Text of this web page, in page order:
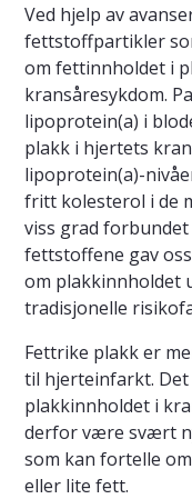
Ved hjelp av
fettstoffpartikler
om fettinnholdet i
kransåresykdom.
lipoprotein(a) i
plakk i hjertets
lipoprotein(a)-
fritt kolesterol i de
viss grad
fettstoffene gav
om plakkinnholdet
tradisjonelle
Fettrike plakk er
til hjerteinfarkt. Det
plakkinnholdet i
derfor være svært
som kan fortelle
eller lite fett.